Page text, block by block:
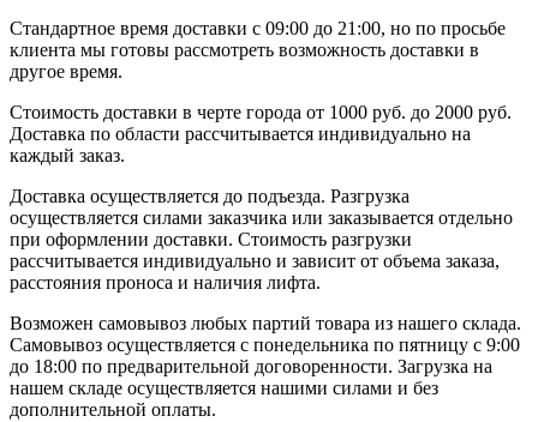
Стандартное время доставки с 09:00 до 21:00, но по просьбе
клиента мы готовы рассмотреть возможность доставки в
другое время.
Стоимость доставки в черте города от 1000 руб. до 2000 руб.
Доставка по области рассчитывается индивидуально на
каждый заказ.
Доставка осуществляется до подъезда. Разгрузка
осуществляется силами заказчика или заказывается отдельно
при оформлении доставки. Стоимость разгрузки
рассчитывается индивидуально и зависит от объема заказа,
расстояния проноса и наличия лифта.
Возможен самовывоз любых партий товара из нашего склада.
Самовывоз осуществляется с понедельника по пятницу с 9:00
до 18:00 по предварительной договоренности. Загрузка на
нашем складе осуществляется нашими силами и без
дополнительной оплаты.